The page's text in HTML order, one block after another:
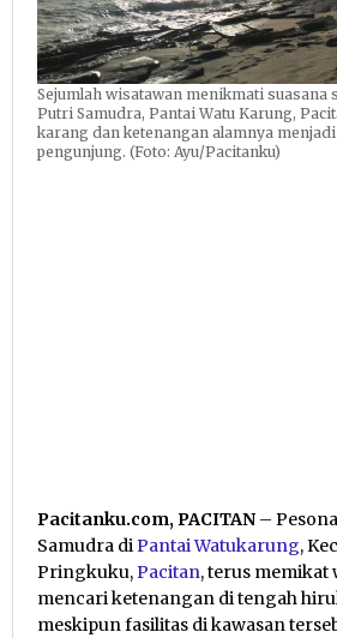
Sejumlah wisatawan menikmati suasana
Putri Samudra, Pantai Watu Karung,
karang dan ketenangan alamnya
pengunjung. (Foto: Ayu/Pacitanku)
Pacitanku.com, PACITAN –
Samudra diPantai Watukarung,
Pringkuku,Pacitan, terus memikat
mencari ketenangan di tengah
meskipun fasilitas di kawasan